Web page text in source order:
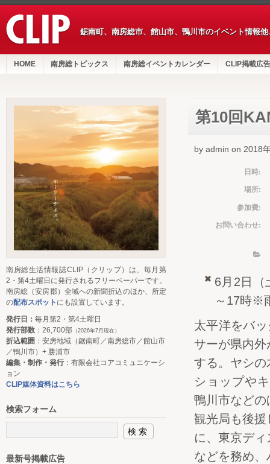
鋸南町、南房総市、館山市、鴨川市のイベント情報
HOME 南房総トピックス 南房総イベントカレンダー CLIP掲載広告
第10回
by admin on 2018
日時:
場所:
参加費:
お問い合わせ:
6月2日（
～17時※
太平洋をバ
サーが県内
する。ヤシ
ショップや
鴨川市など
観光局も後
に、東京デ
などを務め
南房総生活情報誌CLIP（クリップ）は、毎月第
2・第4土曜日に発行されるフリーペーパーです。
南房総（安房郡）全域への新聞折込のほか、所定
の配布スポット にも設置しています。
発行日： 毎月第2・第4土曜日
発行部数 ：26,700部 （2026年7月現在）
折込範囲 ：安房地域（鋸南町／南房総市／館山市
／鴨川市）+ 勝浦市
編集・制作・発行：有限会社コアコミュニケーシ
ョン
CLIP媒体資料はこちら
検索フォーム
最新号掲載広告